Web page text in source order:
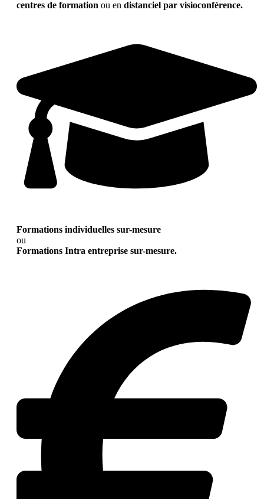
centres de formation ou en distanciel par visioconférence.
Formations individuelles sur-mesure
ou
Formations Intra entreprise sur-mesure.